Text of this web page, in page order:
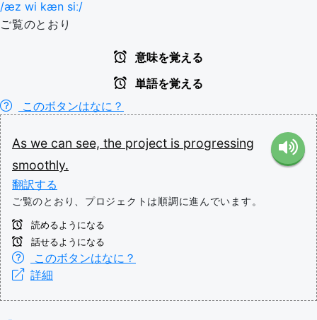
/æz wi kæn siː/
ご覧のとおり
意味を覚える
単語を覚える
このボタンはなに？
As we can see, the project is progressing
smoothly.
翻訳する
ご覧のとおり、プロジェクトは順調に進んでいます。
読めるようになる
話せるようになる
このボタンはなに？
詳細